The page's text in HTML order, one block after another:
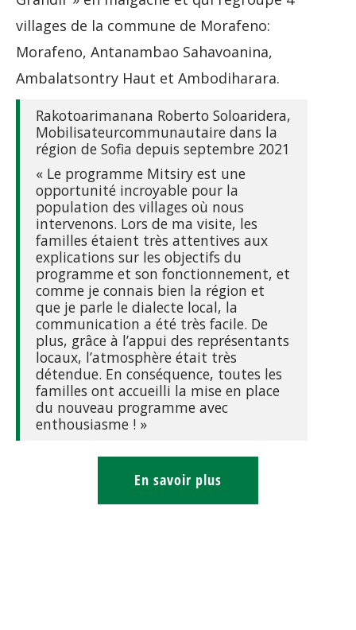
villages de la commune de Morafeno:
Morafeno, Antanambao Sahavoanina,
Ambalatsontry Haut et Ambodiharara.
Rakotoarimanana Roberto Soloaridera,
Mobilisateurcommunautaire dans la
région de Sofia depuis septembre 2021
« Le programme Mitsiry est une
opportunité incroyable pour la
population des villages où nous
intervenons. Lors de ma visite, les
familles étaient très attentives aux
explications sur les objectifs du
programme et son fonctionnement, et
comme je connais bien la région et
que je parle le dialecte local, la
communication a été très facile. De
plus, grâce à l’appui des représentants
locaux, l’atmosphère était très
détendue. En conséquence, toutes les
familles ont accueilli la mise en place
du nouveau programme avec
enthousiasme ! »
En savoir plus